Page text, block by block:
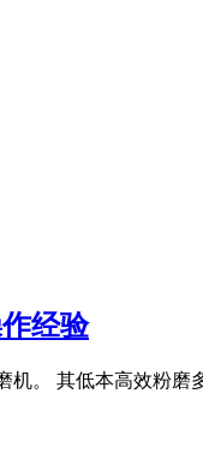
经验
。 其低本高效粉